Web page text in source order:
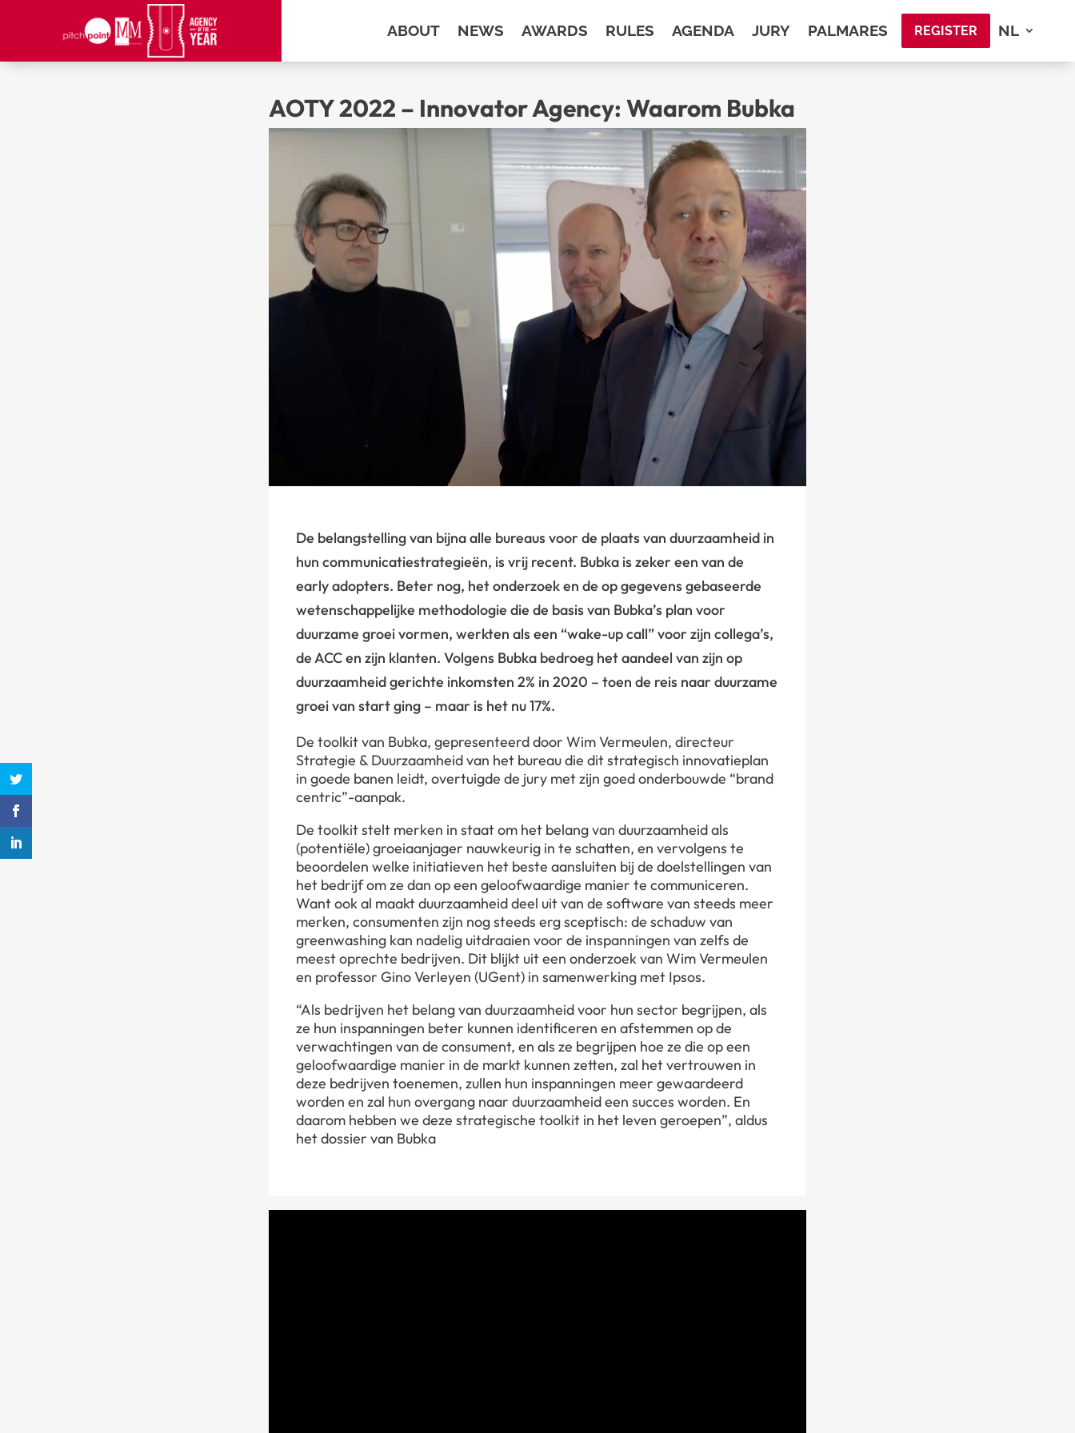
ABOUT NEWS AWARDS RULES AGENDA JURY PALMARES REGISTER NL
AOTY 2022 – Innovator Agency: Waarom Bubka
De belangstelling van bijna alle bureaus voor de plaats van duurzaamheid in
hun communicatiestrategieën, is vrij recent. Bubka is zeker een van de
early adopters. Beter nog, het onderzoek en de op gegevens gebaseerde
wetenschappelijke methodologie die de basis van Bubka’s plan voor
duurzame groei vormen, werkten als een “wake-up call” voor zijn collega’s,
de ACC en zijn klanten. Volgens Bubka bedroeg het aandeel van zijn op
duurzaamheid gerichte inkomsten 2% in 2020 – toen de reis naar duurzame
groei van start ging – maar is het nu 17%.
De toolkit van Bubka, gepresenteerd door Wim Vermeulen, directeur
Strategie & Duurzaamheid van het bureau die dit strategisch innovatieplan
in goede banen leidt, overtuigde de jury met zijn goed onderbouwde “brand
centric”-aanpak.
De toolkit stelt merken in staat om het belang van duurzaamheid als
(potentiële) groeiaanjager nauwkeurig in te schatten, en vervolgens te
beoordelen welke initiatieven het beste aansluiten bij de doelstellingen van
het bedrijf om ze dan op een geloofwaardige manier te communiceren.
Want ook al maakt duurzaamheid deel uit van de software van steeds meer
merken, consumenten zijn nog steeds erg sceptisch: de schaduw van
greenwashing kan nadelig uitdraaien voor de inspanningen van zelfs de
meest oprechte bedrijven. Dit blijkt uit een onderzoek van Wim Vermeulen
en professor Gino Verleyen (UGent) in samenwerking met Ipsos.
“Als bedrijven het belang van duurzaamheid voor hun sector begrijpen, als
ze hun inspanningen beter kunnen identificeren en afstemmen op de
verwachtingen van de consument, en als ze begrijpen hoe ze die op een
geloofwaardige manier in de markt kunnen zetten, zal het vertrouwen in
deze bedrijven toenemen, zullen hun inspanningen meer gewaardeerd
worden en zal hun overgang naar duurzaamheid een succes worden. En
daarom hebben we deze strategische toolkit in het leven geroepen”, aldus
het dossier van Bubka